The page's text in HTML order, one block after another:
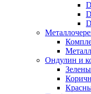
Ондулин и